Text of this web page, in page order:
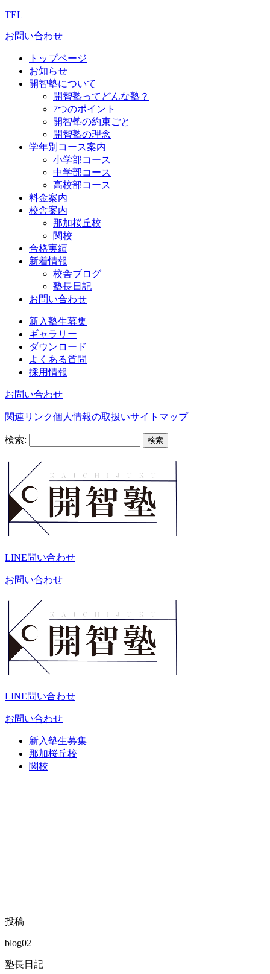
TEL
お問い合わせ
トップページ
お知らせ
開智塾について
開智塾ってどんな塾？
7つのポイント
開智塾の約束ごと
開智塾の理念
学年別コース案内
小学部コース
中学部コース
高校部コース
料金案内
校舎案内
那加桜丘校
関校
合格実績
新着情報
校舎ブログ
塾長日記
お問い合わせ
新入塾生募集
ギャラリー
ダウンロード
よくある質問
採用情報
お問い合わせ
関連リンク個人情報の取扱いサイトマップ
検索:
LINE問い合わせ
お問い合わせ
LINE問い合わせ
お問い合わせ
新入塾生募集
那加桜丘校
関校
投稿
blog02
塾長日記